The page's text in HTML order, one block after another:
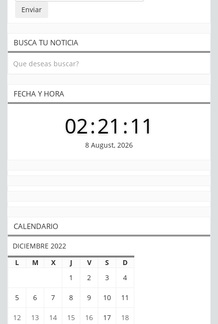
BUSCA TU NOTICIA
FECHA Y HORA
02:21 :11
8 August, 2026
CALENDARIO
DICIEMBRE 2022
L
M X J V S
D
1
2 3 4
5 6 7 8 9 10 11
12 13 14 15 16 17 18